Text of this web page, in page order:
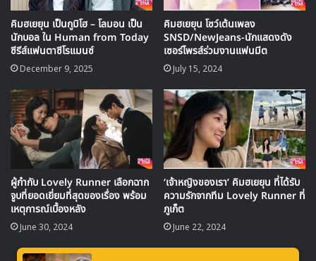
สำหรับกิจกรรมของ บยอนอูซอก ในขณะนี้เขาได้เริ่มทัวร์แฟนมี
ตติงในเอเชียครั้งแรกในชื่อ “Summer Letter” ที่เริ่มขึ้นเมื่อ
วันที่ 8 มิถุนายน
Byun Wooseok
Kim Hyeyoon
Lovely Runner
คิมฮเยยุน เป็นกูมิโฮ – โลมอน เป็น
นักบอล ใน Human from Today
ซีรีส์แฟนตาซีโรแมนซ์
December 9, 2025
คิมฮเยยุน โชว์เต้นเพลง
SNSD/NewJeans-นักแสดงดัง
เซอร์ไพรส์ร่วมงานแฟนมีต
July 15, 2024
ผู้กำกับ Lovely Runner เลือกฉาก
จูบที่ยอดเยี่ยมที่สุดของเรื่อง พร้อม
เหตุการณ์เบื้องหลัง
June 30, 2024
‘เจ้าหญิงของเรา’ คิมฮเยยุน ที่ได้รับ
ความรักจากทีม Lovely Runner ที่
ภูเก็ต
June 22, 2024